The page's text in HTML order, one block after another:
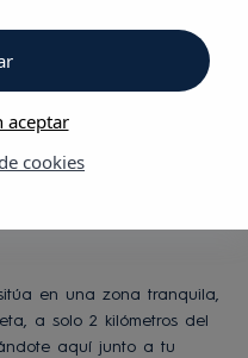
a 2
en una zona tranquila,
a solo 2 kilómetros del
aquí junto a tu
cookies
aceptar